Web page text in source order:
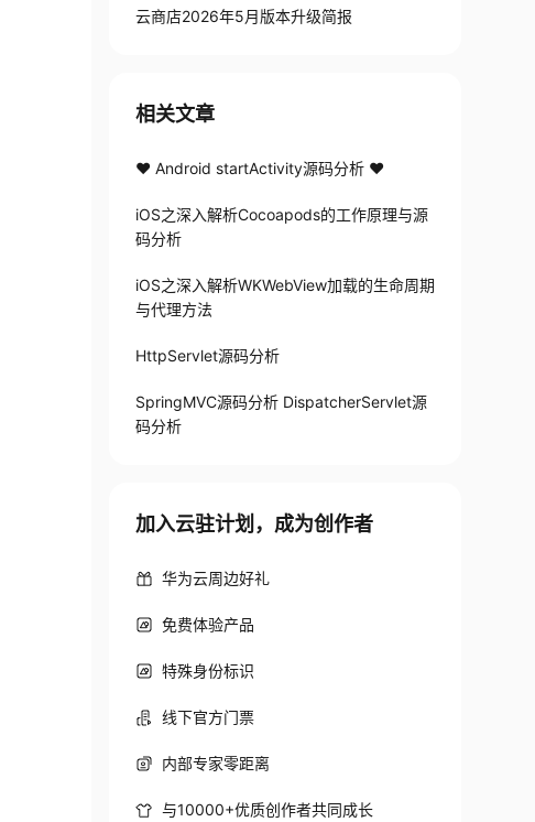
云商店2026年5月版本升级简报
相关文章
❤️ Android startActivity源码分析 ❤️
iOS之深入解析Cocoapods的工作原理与源
码分析
iOS之深入解析WKWebView加载的生命周期
与代理方法
HttpServlet源码分析
SpringMVC源码分析 DispatcherServlet源
码分析
加入云驻计划，成为创作者
华为云周边好礼
免费体验产品
特殊身份标识
线下官方门票
内部专家零距离
与10000+优质创作者共同成长